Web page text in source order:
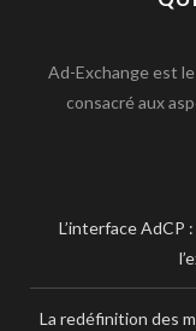
Ad-Exchange est
consacré aux
L’interface AdCP
La redéfinition des